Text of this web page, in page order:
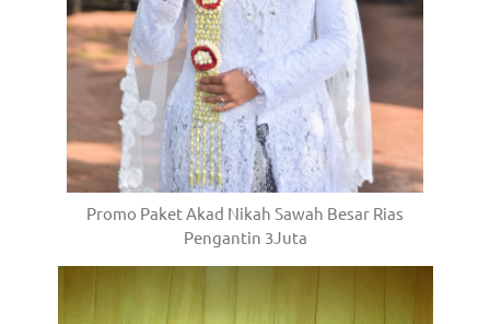
Promo Paket Akad Nikah Sawah Besar Rias
Pengantin 3Juta